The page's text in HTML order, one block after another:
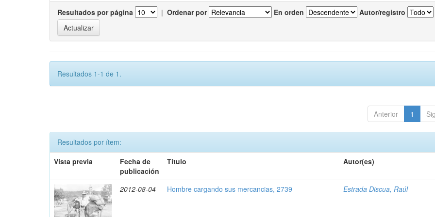
Resultados por página | Ordenar por En orden Autor/registro
Resultados 1-1 de 1.
Anterior 1
Resultados por ítem:
Vista previa
Fecha de
publicación
Título Autor(es)
2012-08-04 Hombre cargando sus mercancias, 2739 Estrada Discua, Raúl